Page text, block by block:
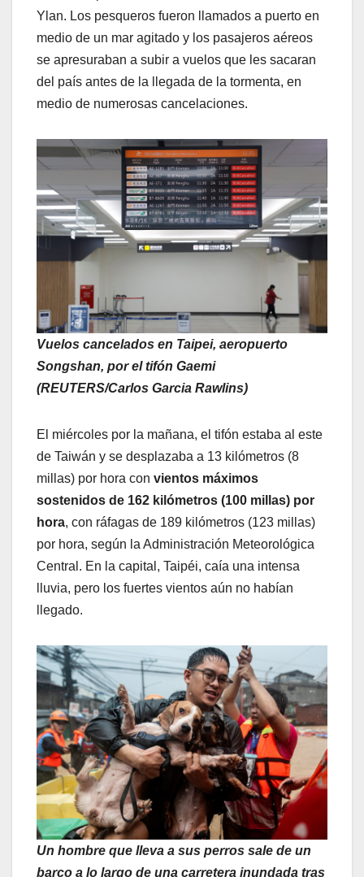
Ylan. Los pesqueros fueron llamados a puerto en
medio de un mar agitado y los pasajeros aéreos
se apresuraban a subir a vuelos que les sacaran
del país antes de la llegada de la tormenta, en
medio de numerosas cancelaciones.
Vuelos cancelados en Taipei, aeropuerto
Songshan, por el tifón Gaemi
(REUTERS/Carlos Garcia Rawlins)
El miércoles por la mañana, el tifón estaba al este
de Taiwán y se desplazaba a 13 kilómetros (8
millas) por hora con vientos máximos
sostenidos de 162 kilómetros (100 millas) por
hora, con ráfagas de 189 kilómetros (123 millas)
por hora, según la Administración Meteorológica
Central. En la capital, Taipéi, caía una intensa
lluvia, pero los fuertes vientos aún no habían
llegado.
Un hombre que lleva a sus perros sale de un
barco a lo largo de una carretera inundada tras